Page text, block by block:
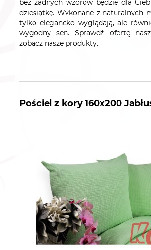
bez żadnych wzorów będzie dla
dziesiątkę. Wykonane z naturalnych
tylko elegancko wyglądają, ale
wygodny sen. Sprawdź ofertę
zobacz nasze produkty.
Pościel z kory 160x200